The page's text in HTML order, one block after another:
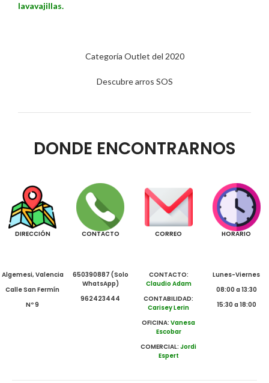
lavavajillas.
Categoría Outlet del 2020
Descubre arros SOS
DONDE ENCONTRARNOS
DIRECCIÓN
Algemesi, Valencia
Calle San Fermín
Nº 9
CONTACTO
650390887 (Solo
WhatsApp)
962423444
CORREO
CONTACTO:
Claudio Adam
CONTABILIDAD:
Carisey Lerin
OFICINA:Vanesa
Escobar
COMERCIAL:Jordi
Espert
HORARIO
Lunes-Viernes
08:00 a 13:30
15:30 a 18:00